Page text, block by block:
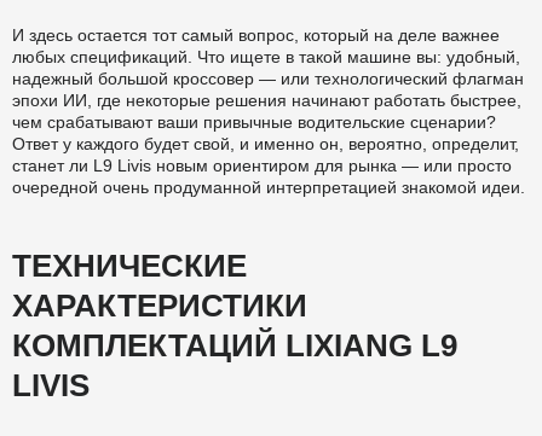
И здесь остается тот самый вопрос, который на деле важнее
любых спецификаций. Что ищете в такой машине вы: удобный,
надежный большой кроссовер — или технологический флагман
эпохи ИИ, где некоторые решения начинают работать быстрее,
чем срабатывают ваши привычные водительские сценарии?
Ответ у каждого будет свой, и именно он, вероятно, определит,
станет ли L9 Livis новым ориентиром для рынка — или просто
очередной очень продуманной интерпретацией знакомой идеи.
ТЕХНИЧЕСКИЕ
ХАРАКТЕРИСТИКИ
КОМПЛЕКТАЦИЙ LIXIANG L9
LIVIS